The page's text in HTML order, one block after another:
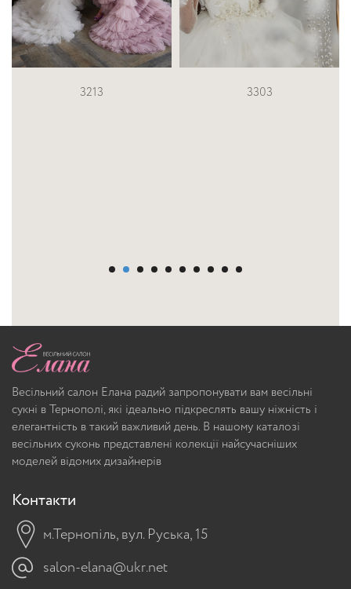
3213 3303
Весільний салон Елана радий запропонувати вам весільні
сукні в Тернополі, які ідеально підкреслять вашу ніжність і
елегантність в такий важливий день. В нашому каталозі
весільних суконь представлені колекції найсучасніших
моделей відомих дизайнерів
Контакти
м.Тернопіль, вул. Руська, 15
salon-elana@ukr.net